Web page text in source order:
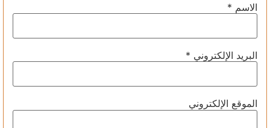
الاسم *
البريد الإلكتروني *
الموقع الإلكتروني